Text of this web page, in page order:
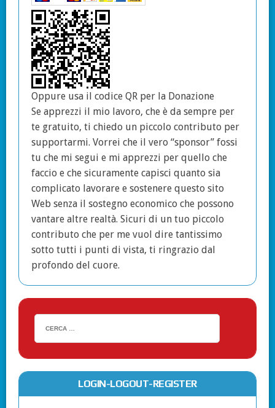
Oppure usa il codice QR per la Donazione
Se apprezzi il mio lavoro, che è da sempre per
te gratuito, ti chiedo un piccolo contributo per
supportarmi. Vorrei che il vero “sponsor” fossi
tu che mi segui e mi apprezzi per quello che
faccio e che sicuramente capisci quanto sia
complicato lavorare e sostenere questo sito
Web senza il sostegno economico che possono
vantare altre realtà. Sicuri di un tuo piccolo
contributo che per me vuol dire tantissimo
sotto tutti i punti di vista, ti ringrazio dal
profondo del cuore.
LOGIN-LOGOUT-REGISTER